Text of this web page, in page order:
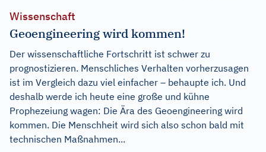
Wissenschaft
Geoengineering wird kommen!
Der wissenschaftliche Fortschritt ist schwer zu
prognostizieren. Menschliches Verhalten vorherzusagen
ist im Vergleich dazu viel einfacher – behaupte ich. Und
deshalb werde ich heute eine große und kühne
Prophezeiung wagen: Die Ära des Geoengineering wird
kommen. Die Menschheit wird sich also schon bald mit
technischen Maßnahmen...